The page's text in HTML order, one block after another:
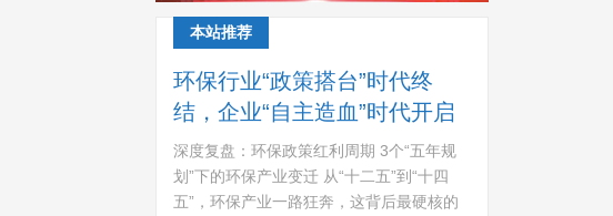
本站推荐
环保行业“政策搭台”时代终
结，企业“自主造血”时代开启
深度复盘：环保政策红利周期 3个“五年规
划”下的环保产业变迁 从“十二五”到“十四
五”，环保产业一路狂奔，这背后最硬核的